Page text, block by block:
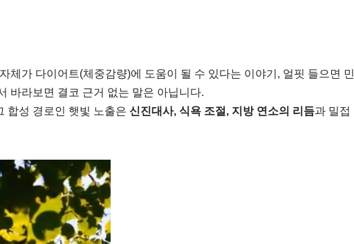
체가 다이어트(체중감량)에 도움이 될 수 있다는 이야기, 얼핏 들으면 민
바라보면 결코 근거 없는 말은 아닙니다.
합성 경로인 햇빛 노출은 신진대사, 식욕 조절, 지방 연소의 리듬과 밀접